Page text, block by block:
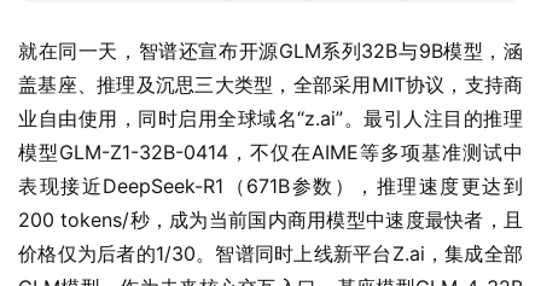
就在同一天，智谱还宣布开源GLM系列32B与9B模型，涵
盖基座、推理及沉思三大类型，全部采用MIT协议，支持商
业自由使用，同时启用全球域名“z.ai”。最引人注目的推理
模型GLM-Z1-32B-0414，不仅在AIME等多项基准测试中
表现接近DeepSeek-R1（671B参数），推理速度更达到
200 tokens/秒，成为当前国内商用模型中速度最快者，且
价格仅为后者的1/30。智谱同时上线新平台Z.ai，集成全部